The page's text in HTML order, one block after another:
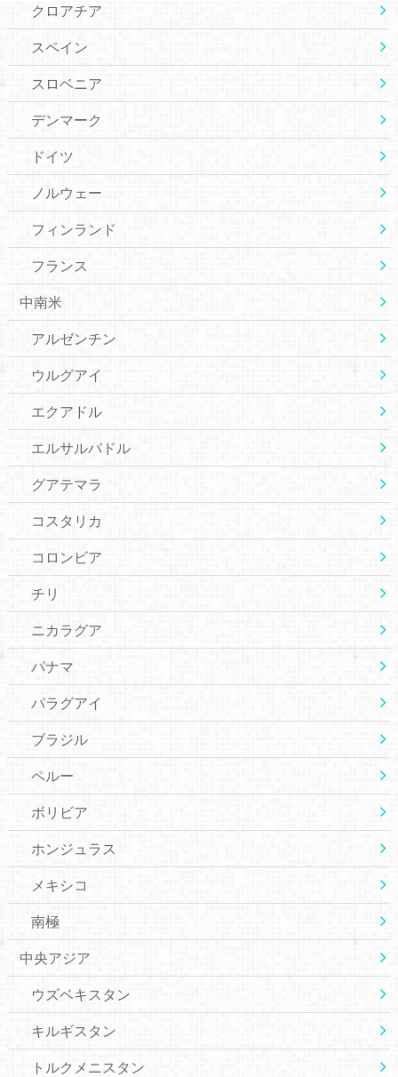
クロアチア
スペイン
スロベニア
デンマーク
ドイツ
ノルウェー
フィンランド
フランス
中南米
アルゼンチン
ウルグアイ
エクアドル
エルサルバドル
グアテマラ
コスタリカ
コロンビア
チリ
ニカラグア
パナマ
パラグアイ
ブラジル
ペルー
ボリビア
ホンジュラス
メキシコ
南極
中央アジア
ウズベキスタン
キルギスタン
トルクメニスタン